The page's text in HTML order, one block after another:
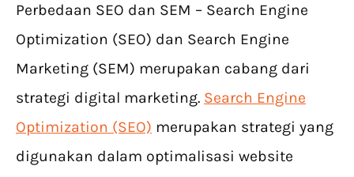
Perbedaan SEO dan SEM – Search Engine
Optimization (SEO) dan Search Engine
Marketing (SEM) merupakan cabang dari
strategi digital marketing. Search Engine
Optimization (SEO) merupakan strategi yang
digunakan dalam optimalisasi website